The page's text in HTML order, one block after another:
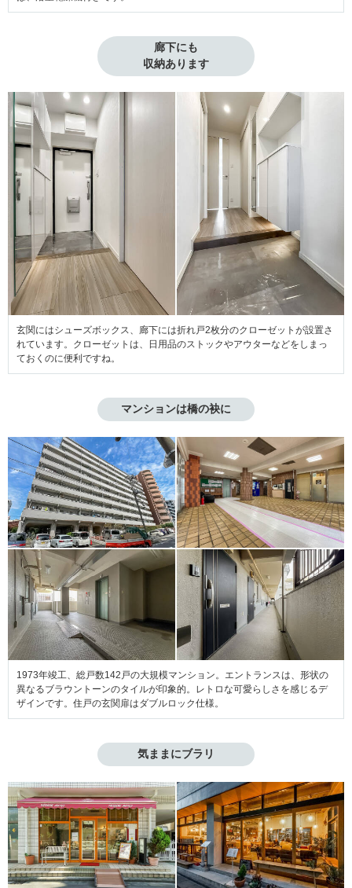
廊下にも
収納あります
玄関にはシューズボックス、廊下には折れ戸2枚分のクローゼットが設置さ
れています。クローゼットは、日用品のストックやアウターなどをしまっ
ておくのに便利ですね。
マンションは橋の袂に
1973年竣工、総戸数142戸の大規模マンション。エントランスは、形状の
異なるブラウントーンのタイルが印象的。レトロな可愛らしさを感じるデ
ザインです。住戸の玄関扉はダブルロック仕様。
気ままにブラリ